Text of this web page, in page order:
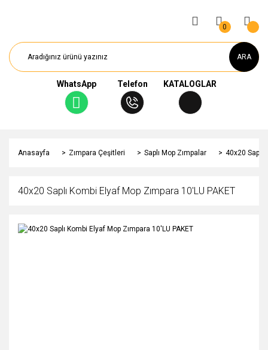
ARA
WhatsApp Telefon KATALOGLAR
0
Anasayfa Zımpara Çeşitleri Saplı Mop Zımpalar 40x20 Saplı
40x20 Saplı Kombi Elyaf Mop Zımpara 10'LU PAKET